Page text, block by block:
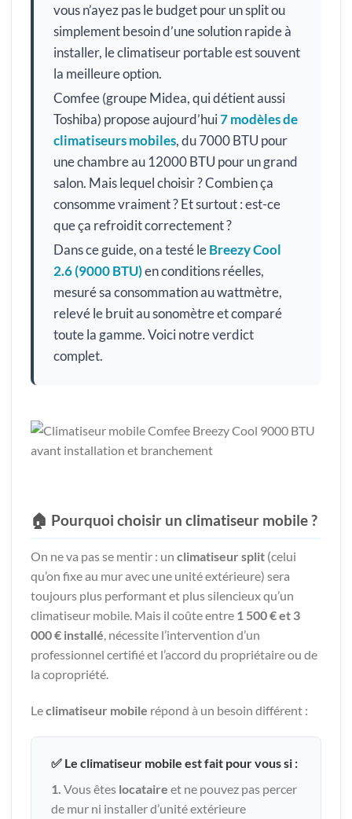
vous n’ayez pas le budget pour un split ou
simplement besoin d’une solution rapide à
installer, le climatiseur portable est souvent
la meilleure option.
Comfee (groupe Midea, qui détient aussi
Toshiba) propose aujourd’hui7 modèles de
climatiseurs mobiles, du 7000 BTU pour
une chambre au 12000 BTU pour un grand
salon. Mais lequel choisir ? Combien ça
consomme vraiment ? Et surtout : est-ce
que ça refroidit correctement ?
Dans ce guide, on a testé leBreezy Cool
2.6 (9000 BTU)en conditions réelles,
mesuré sa consommation au wattmètre,
relevé le bruit au sonomètre et comparé
toute la gamme. Voici notre verdict
complet.
🏠 Pourquoi choisir un climatiseur mobile ?
On ne va pas se mentir : un climatiseur split (celui
qu’on fixe au mur avec une unité extérieure) sera
toujours plus performant et plus silencieux qu’un
climatiseur mobile. Mais il coûte entre 1 500 € et 3
000 € installé, nécessite l’intervention d’un
professionnel certifié et l’accord du propriétaire ou de
la copropriété.
Leclimatiseur mobile répond à un besoin différent :
✅ Le climatiseur mobile est fait pour vous si :
1. Vous êtes locataire et ne pouvez pas percer
de mur ni installer d’unité extérieure